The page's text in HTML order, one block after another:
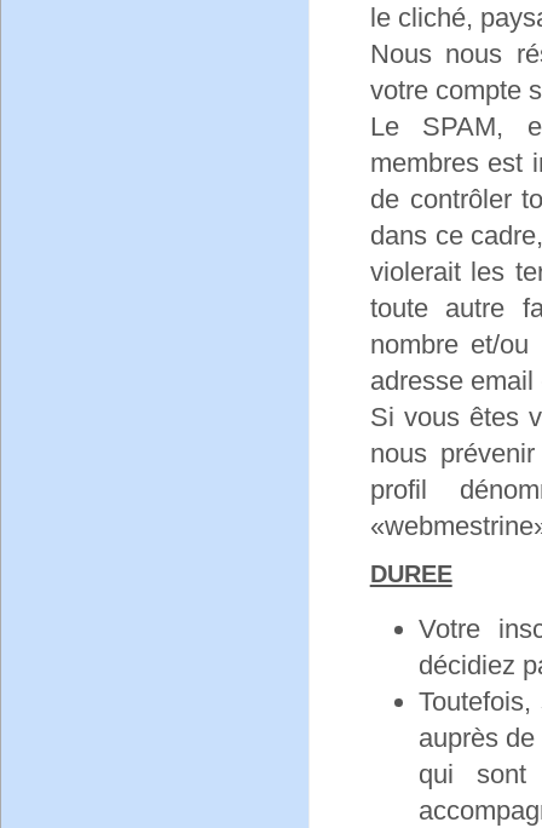
le cliché,
Nous nous
votre compte
Le SPAM,
membres est
de contrôler
dans ce
violerait les
toute autre
nombre et/
adresse
Si vous êtes
nous
profil
DUREE
Votre
décidiez
Toutefois,
auprès
qui sont